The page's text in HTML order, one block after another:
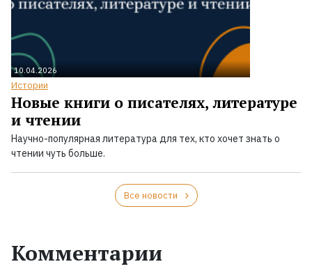
10.04.2026
Истории
Новые книги о писателях, литературе
и чтении
Научно-популярная литература для тех, кто хочет знать о
чтении чуть больше.
Все новости
Комментарии